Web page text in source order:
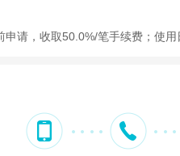
请，收取50.0%/笔手续费；使